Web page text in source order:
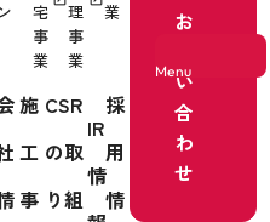
Menu
ン
宅
事
業
理
事
業
業
施
工
事
CSR
の取
り組
IR
情
採
用
情
お
い
合
わ
せ